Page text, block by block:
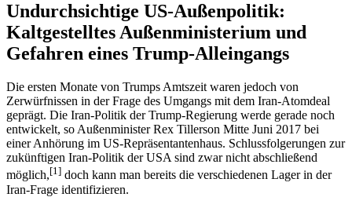
Undurchsichtige US-Außenpolitik:
Kaltgestelltes Außenministerium und
Gefahren eines Trump-Alleingangs
Die ersten Monate von Trumps Amtszeit waren jedoch von
Zerwürfnissen in der Frage des Umgangs mit dem Iran-Atomdeal
geprägt. Die Iran-Politik der Trump-Regierung werde gerade noch
entwickelt, so Außenminister Rex Tillerson Mitte Juni 2017 bei
einer Anhörung im US-Repräsentantenhaus. Schlussfolgerungen zur
zukünftigen Iran-Politik der USA sind zwar nicht abschließend
möglich,[1] doch kann man bereits die verschiedenen Lager in der
Iran-Frage identifizieren.